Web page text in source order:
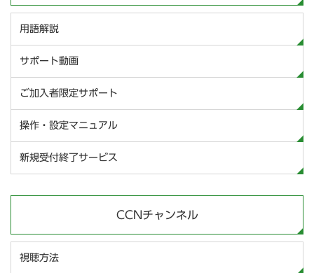
用語解説
サポート動画
ご加入者限定サポート
操作・設定マニュアル
新規受付終了サービス
CCNチャンネル
視聴方法